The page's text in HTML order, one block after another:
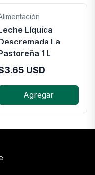
Líquida
La
1 L
3.65 USD
Agregar